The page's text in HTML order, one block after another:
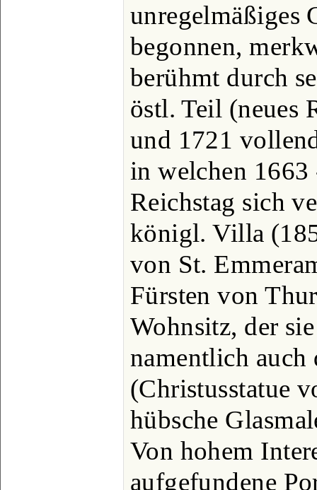
unregelmäßiges
begonnen,
berühmt durch
östl. Teil (neues
und 1721
in welchen 1663
Reichstag sich
königl. Villa
von St.
Fürsten von
Wohnsitz, der
namentlich
(Christusstatue
hübsche
Von hohem
aufgefundene